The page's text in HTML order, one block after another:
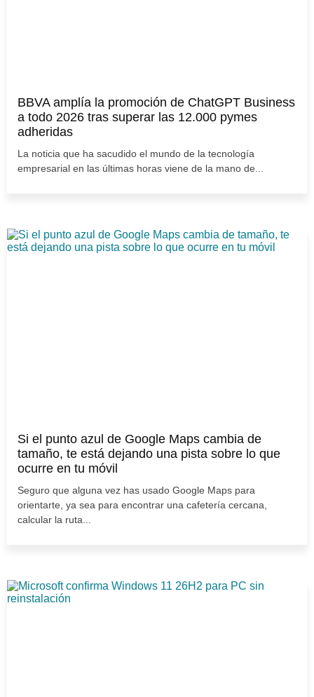
BBVA amplía la promoción de ChatGPT Business
a todo 2026 tras superar las 12.000 pymes
adheridas
La noticia que ha sacudido el mundo de la tecnología
empresarial en las últimas horas viene de la mano de...
Si el punto azul de Google Maps cambia de
tamaño, te está dejando una pista sobre lo que
ocurre en tu móvil
Seguro que alguna vez has usado Google Maps para
orientarte, ya sea para encontrar una cafetería cercana,
calcular la ruta...